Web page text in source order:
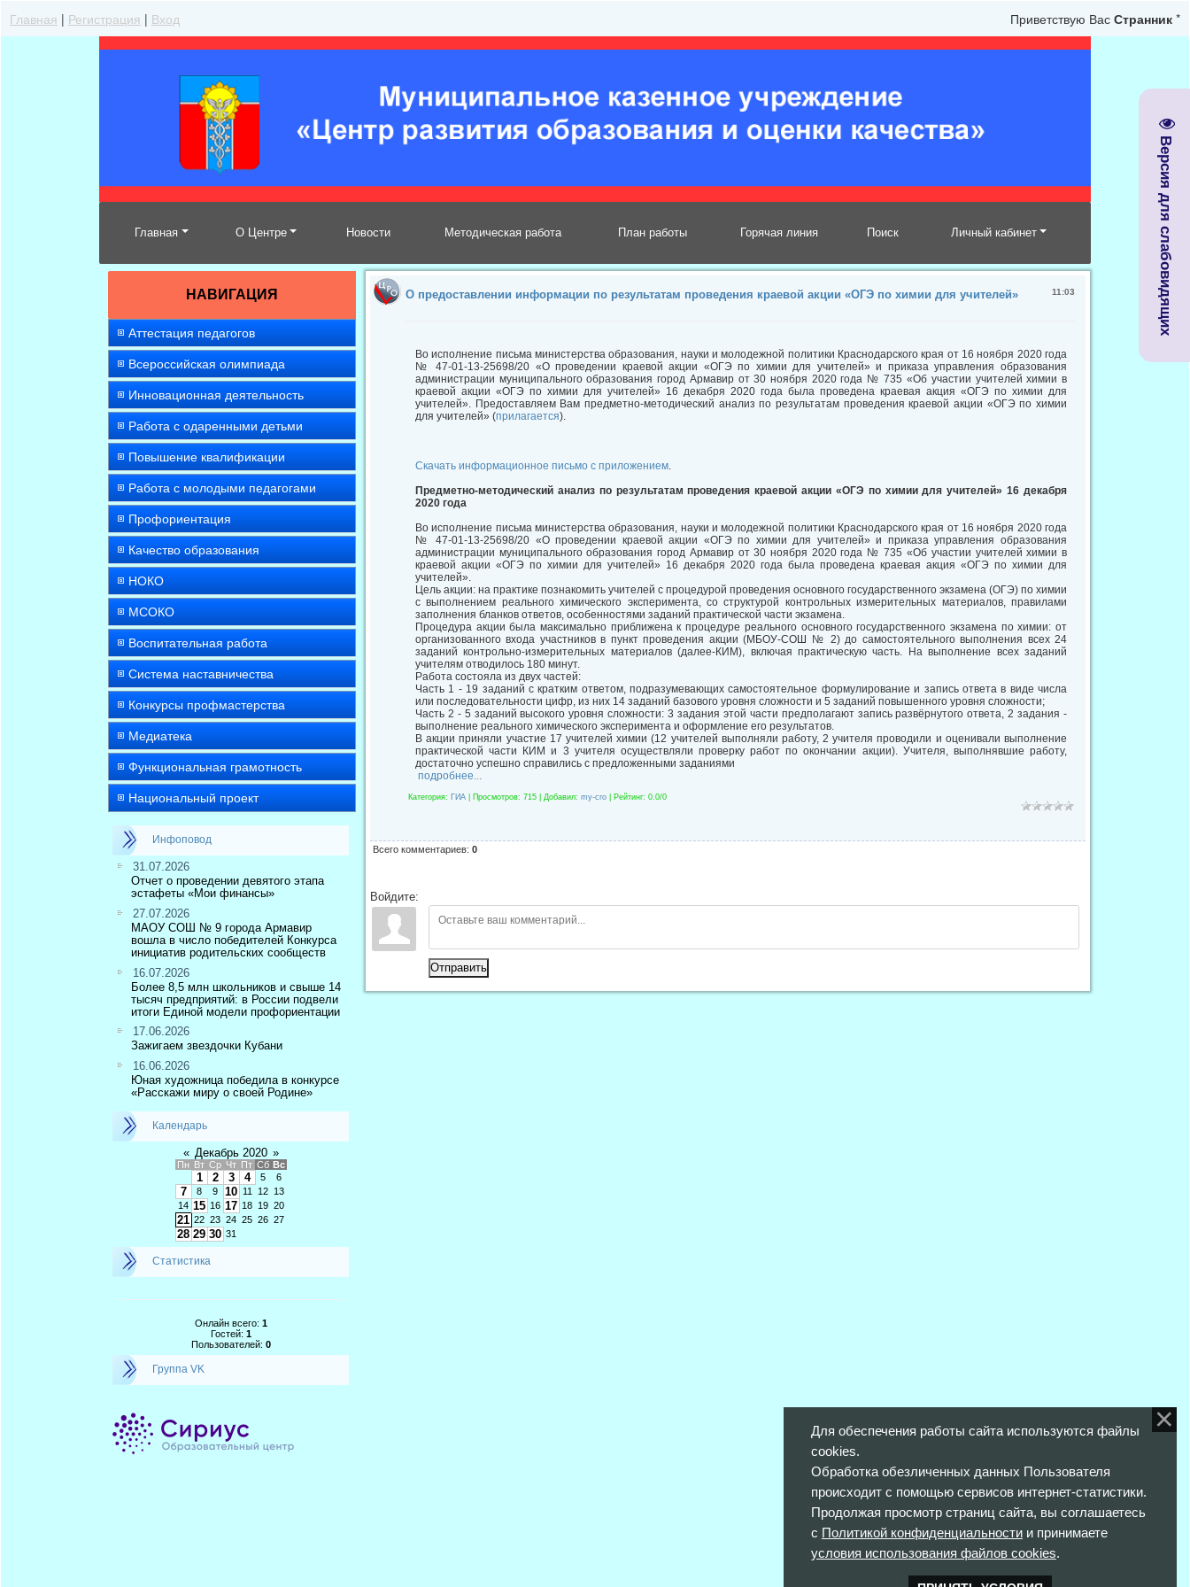
Версия для слабовидящих
Главная | Регистрация | Вход Приветствую Вас Странник *
Главная О Центре Новости Методическая работа План работы Горячая линия Поиск Личный кабинет
НАВИГАЦИЯ
Аттестация педагогов
Всероссийская олимпиада
Инновационная деятельность
Работа с одаренными детьми
Повышение квалификации
Работа с молодыми педагогами
Профориентация
Качество образования
НОКО
МСОКО
Воспитательная работа
Система наставничества
Конкурсы профмастерства
Медиатека
Функциональная грамотность
Национальный проект
Инфоповод
31.07.2026
Отчет о проведении девятого этапа
эстафеты «Мои финансы»
27.07.2026
МАОУ СОШ № 9 города Армавир
вошла в число победителей Конкурса
инициатив родительских сообществ
16.07.2026
Более 8,5 млн школьников и свыше 14
тысяч предприятий: в России подвели
итоги Единой модели профориентации
17.06.2026
Зажигаем звездочки Кубани
16.06.2026
Юная художница победила в конкурсе
«Расскажи миру о своей Родине»
Календарь
« Декабрь 2020 »
Пн Вт Ср Чт Пт Сб Вс
1 2 3 4 5 6
7 8 9 10 11 12
13
14 15 16 17 18 19 20
21 22 23 24 25 26 27
28 29 30 31
Статистика
Онлайн всего: 1
Гостей: 1
Пользователей: 0
Группа VK
О предоставлении информации по результатам проведения краевой акции «ОГЭ по химии для учителей» 11:03
Во исполнение письма министерства образования, науки и молодежной политики Краснодарского края от 16 ноября 2020 года
№ 47-01-13-25698/20 «О проведении краевой акции «ОГЭ по химии для учителей» и приказа управления образования
администрации муниципального образования город Армавир от 30 ноября 2020 года № 735 «Об участии учителей химии в
краевой акции «ОГЭ по химии для учителей» 16 декабря 2020 года была проведена краевая акция «ОГЭ по химии для
учителей». Предоставляем Вам предметно-методический анализ по результатам проведения краевой акции «ОГЭ по химии
для учителей» (прилагается).
Скачать информационное письмо с приложением.
Предметно-методический анализ по результатам проведения краевой акции «ОГЭ по химии для учителей» 16 декабря
2020 года
Во исполнение письма министерства образования, науки и молодежной политики Краснодарского края от 16 ноября 2020 года
№ 47-01-13-25698/20 «О проведении краевой акции «ОГЭ по химии для учителей» и приказа управления образования
администрации муниципального образования город Армавир от 30 ноября 2020 года № 735 «Об участии учителей химии в
краевой акции «ОГЭ по химии для учителей» 16 декабря 2020 года была проведена краевая акция «ОГЭ по химии для
учителей».
Цель акции: на практике познакомить учителей с процедурой проведения основного государственного экзамена (ОГЭ) по химии
с выполнением реального химического эксперимента, со структурой контрольных измерительных материалов, правилами
заполнения бланков ответов, особенностями заданий практической части экзамена.
Процедура акции была максимально приближена к процедуре реального основного государственного экзамена по химии: от
организованного входа участников в пункт проведения акции (МБОУ-СОШ № 2) до самостоятельного выполнения всех 24
заданий контрольно-измерительных материалов (далее-КИМ), включая практическую часть. На выполнение всех заданий
учителям отводилось 180 минут.
Работа состояла из двух частей:
Часть 1 - 19 заданий с кратким ответом, подразумевающих самостоятельное формулирование и запись ответа в виде числа
или последовательности цифр, из них 14 заданий базового уровня сложности и 5 заданий повышенного уровня сложности;
Часть 2 - 5 заданий высокого уровня сложности: 3 задания этой части предполагают запись развёрнутого ответа, 2 задания -
выполнение реального химического эксперимента и оформление его результатов.
В акции приняли участие 17 учителей химии (12 учителей выполняли работу, 2 учителя проводили и оценивали выполнение
практической части КИМ и 3 учителя осуществляли проверку работ по окончании акции). Учителя, выполнявшие работу,
достаточно успешно справились с предложенными заданиями
подробнее...
Категория: ГИА Просмотров: 715 | Добавил: my-cro Рейтинг: 0.0/0
Всего комментариев: 0
Войдите:
Отправить
Для обеспечения работы сайта используются файлы
cookies.
Обработка обезличенных данных Пользователя
происходит с помощью сервисов интернет-статистики.
Продолжая просмотр страниц сайта, вы соглашаетесь
с Политикой конфиденциальностии принимаете
условия использования файлов cookies.